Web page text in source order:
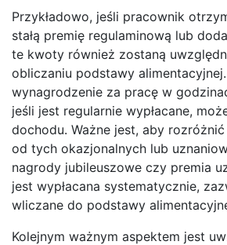
Przykładowo, jeśli pracownik
stałą premię regulaminową lub
te kwoty również zostaną
obliczaniu podstawy
wynagrodzenie za pracę w
jeśli jest regularnie wypłacane,
dochodu. Ważne jest, aby rozróżnić
od tych okazjonalnych lub
nagrody jubileuszowe czy premia
jest wypłacana systematycznie,
wliczane do podstawy
Kolejnym ważnym aspektem jest